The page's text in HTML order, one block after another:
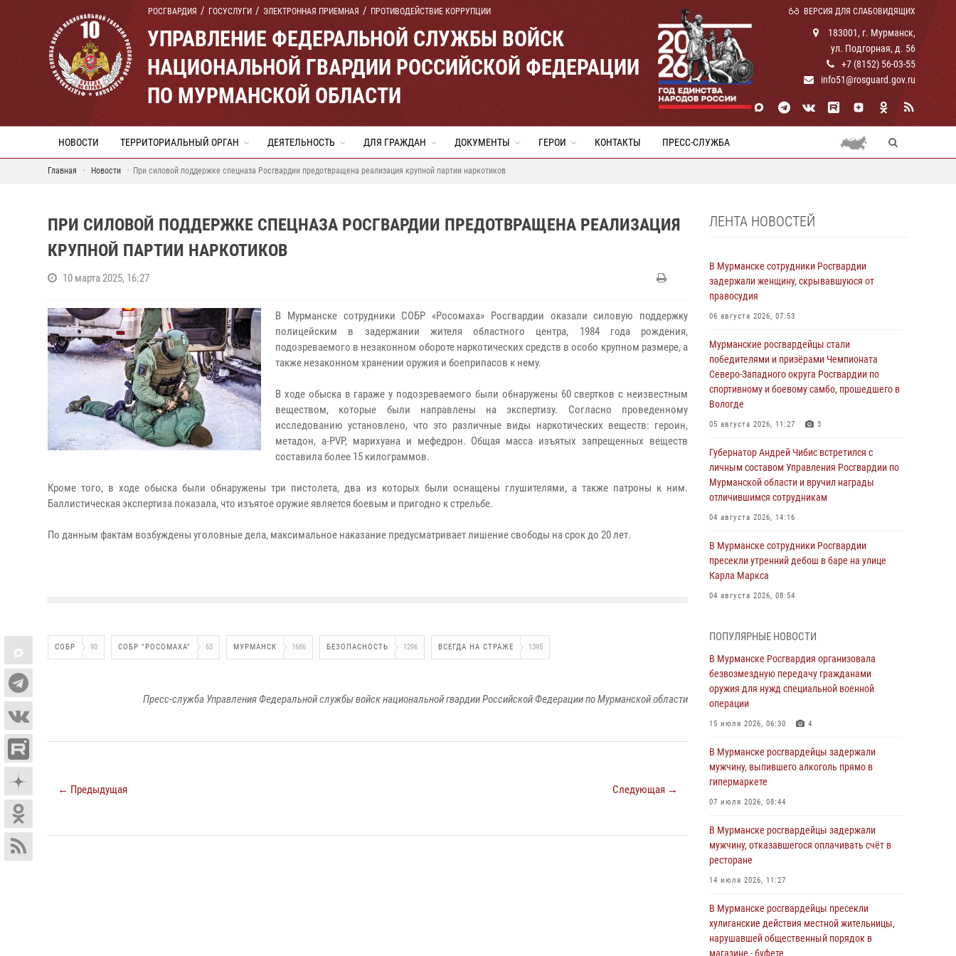
РОСГВАРДИЯ ГОСУСЛУГИ ЭЛЕКТРОННАЯ ПРИЕМНАЯ ПРОТИВОДЕЙСТВИЕ КОРРУПЦИИ ВЕРСИЯ ДЛЯ СЛАБОВИДЯЩИХ
УПРАВЛЕНИЕ ФЕДЕРАЛЬНОЙ СЛУЖБЫ ВОЙСК
НАЦИОНАЛЬНОЙ ГВАРДИИ РОССИЙСКОЙ ФЕДЕРАЦИИ
ПО МУРМАНСКОЙ ОБЛАСТИ
183001, г. Мурманск,
ул. Подгорная, д. 56
+7 (8152) 56-03-55
info51@rosguard.gov.ru
НОВОСТИ ТЕРРИТОРИАЛЬНЫЙ ОРГАН ДЕЯТЕЛЬНОСТЬ ДЛЯ ГРАЖДАН ДОКУМЕНТЫ ГЕРОИ КОНТАКТЫ ПРЕСС-СЛУЖБА
Главная Новости При силовой поддержке спецназа Росгвардии предотвращена реализация крупной партии наркотиков
ПРИ СИЛОВОЙ ПОДДЕРЖКЕ СПЕЦНАЗА РОСГВАРДИИ ПРЕДОТВРАЩЕНА РЕАЛИЗАЦИЯ
КРУПНОЙ ПАРТИИ НАРКОТИКОВ
10 марта 2025, 16:27
В Мурманске сотрудники СОБР «Росомаха» Росгвардии оказали силовую поддержку
полицейским в задержании жителя областного центра, 1984 года рождения,
подозреваемого в незаконном обороте наркотических средств в особо крупном размере, а
также незаконном хранении оружия и боеприпасов к нему.
В ходе обыска в гараже у подозреваемого были обнаружены 60 свертков с неизвестным
веществом, которые были направлены на экспертизу. Согласно проведенному
исследованию установлено, что это различные виды наркотических веществ: героин,
метадон, а-PVP, марихуана и мефедрон. Общая масса изъятых запрещенных веществ
составила более 15 килограммов.
Кроме того, в ходе обыска были обнаружены три пистолета, два из которых были оснащены глушителями, а также патроны к ним.
Баллистическая экспертиза показала, что изъятое оружие является боевым и пригодно к стрельбе.
По данным фактам возбуждены уголовные дела, максимальное наказание предусматривает лишение свободы на срок до 20 лет.
СОБР 90 СОБР "РОСОМАХА" 63 МУРМАНСК 1686 БЕЗОПАСНОСТЬ 1296 ВСЕГДА НА СТРАЖЕ 1395
Пресс-служба Управления Федеральной службы войск национальной гвардии Российской Федерации по Мурманской области
← Предыдущая Следующая →
ЛЕНТА НОВОСТЕЙ
В Мурманске сотрудники Росгвардии
задержали женщину, скрывавшуюся от
правосудия
06 августа 2026, 07:53
Мурманские росгвардейцы стали
победителями и призёрами Чемпионата
Северо-Западного округа Росгвардии по
спортивному и боевому самбо, прошедшего в
Вологде
05 августа 2026, 11:27 3
Губернатор Андрей Чибис встретился с
личным составом Управления Росгвардии по
Мурманской области и вручил награды
отличившимся сотрудникам
04 августа 2026, 14:16
В Мурманске сотрудники Росгвардии
пресекли утренний дебош в баре на улице
Карла Маркса
04 августа 2026, 08:54
Росгвардии отмечает 37 лет со дня
образования
03 августа 2026, 12:23 4
Сотрудники вневедомственной охраны
Росгвардии пресекли хулиганские действия
города Кандалакши
03 августа 2026, 09:12
членов избирательных комиссий в
31 июля 2026, 08:48
не оплатившего счет в ресторане
30 июля 2026, 14:09
В Управлении Росгвардии по Мурманской
ПОПУЛЯРНЫЕ НОВОСТИ
В Мурманске Росгвардия организовала
безвозмездную передачу гражданами
оружия для нужд специальной военной
операции
15 июля 2026, 06:30 4
В Мурманске росгвардейцы задержали
мужчину, выпившего алкоголь прямо в
гипермаркете
07 июля 2026, 08:44
В Мурманске росгвардейцы задержали
мужчину, отказавшегося оплачивать счёт в
ресторане
14 июля 2026, 11:27
В Мурманске росгвардейцы пресекли
хулиганские действия местной жительницы,
нарушавшей общественный порядок в
магазине - буфете